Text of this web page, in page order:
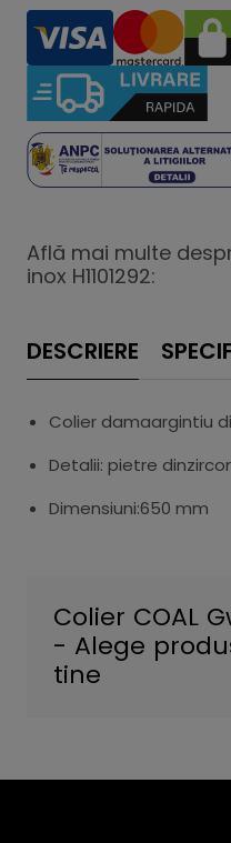
Află mai multe
inox H1101292:
DESCRIERE
Colier damaargintiu
Detalii: pietre
Dimensiuni:650 mm
Colier COAL
- Alege
tine